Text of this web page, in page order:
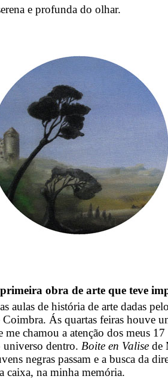
e profunda do olhar.
obra de arte que teve
aulas de história de arte dadas
Coimbra. Ás quartas feiras houve
me chamou a atenção dos meus
dentro. Boite en Valise de
negras passam e a busca da
caixa, na minha memória.